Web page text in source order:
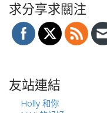
求分享求關注
友站連結
Holly 和你